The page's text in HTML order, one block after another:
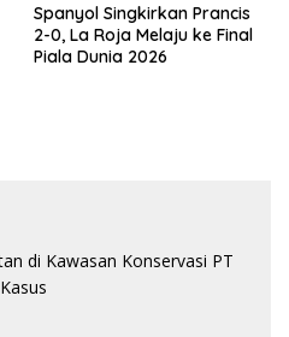
Spanyol Singkirkan Prancis
2-0, La Roja Melaju ke Final
Piala Dunia 2026